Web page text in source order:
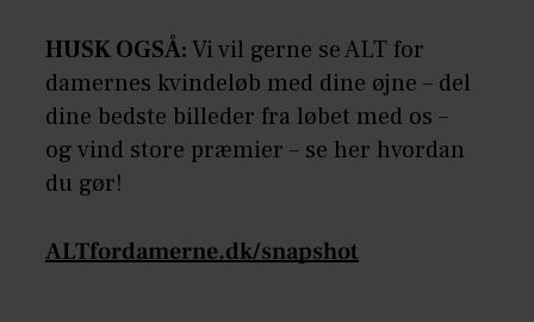
HUSK OGSÅ:Vi vil gerne se ALT for
damernes kvindeløb med dine øjne – del
dine bedste billeder fra løbet med os –
og vind store præmier – se her hvordan
du gør!
ALTfordamerne.dk/snapshot